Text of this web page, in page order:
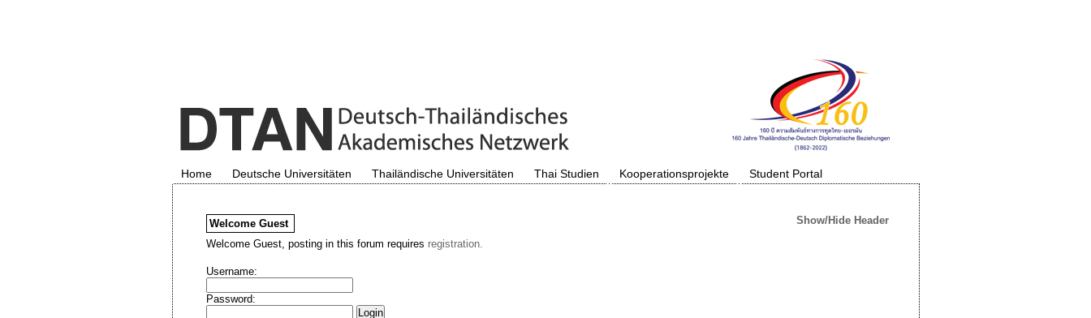
Home Deutsche Universitäten Thailändische Universitäten Thai Studien Kooperationsprojekte Student Portal
Welcome Guest
Show/Hide Header
Welcome Guest, posting in this forum requires registration.
Username:
Password: